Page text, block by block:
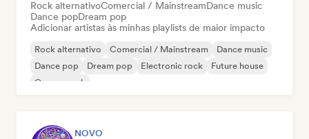
Rock alternativoComercial / MainstreamDance music
Dance popDream pop
Adicionar artistas às minhas playlists de maior impacto
Rock alternativo Comercial / Mainstream
Dance music
Dance pop
Dream pop Electronic rock
Future house
Garage rock
NOVO